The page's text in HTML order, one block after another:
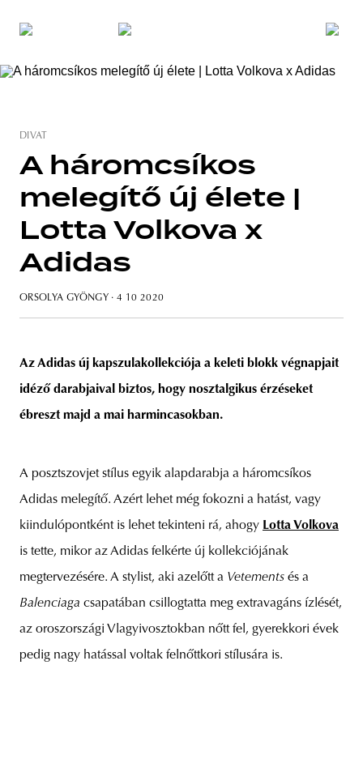
DIVAT
A háromcsíkos
melegítő új élete |
Lotta Volkova x
Adidas
ORSOLYA GYÖNGY · 4 10 2020
Az Adidas új kapszulakollekciója a keleti blokk végnapjait
idéző darabjaival biztos, hogy nosztalgikus érzéseket
ébreszt majd a mai harmincasokban.
A posztszovjet stílus egyik alapdarabja a háromcsíkos
Adidas melegítő. Azért lehet még fokozni a hatást, vagy
kiindulópontként is lehet tekinteni rá, ahogy Lotta Volkova
is tette, mikor az Adidas felkérte új kollekciójának
megtervezésére. A stylist, aki azelőtt a Vetements és a
Balenciaga csapatában csillogtatta meg extravagáns ízlését,
az oroszországi Vlagyivosztokban nőtt fel, gyerekkori évek
pedig nagy hatással voltak felnőttkori stílusára is.